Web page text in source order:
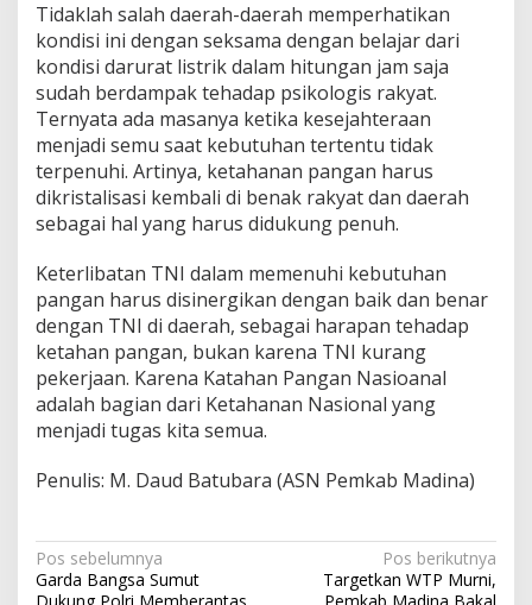
Tidaklah salah daerah-daerah memperhatikan
kondisi ini dengan seksama dengan belajar dari
kondisi darurat listrik dalam hitungan jam saja
sudah berdampak tehadap psikologis rakyat.
Ternyata ada masanya ketika kesejahteraan
menjadi semu saat kebutuhan tertentu tidak
terpenuhi. Artinya, ketahanan pangan harus
dikristalisasi kembali di benak rakyat dan daerah
sebagai hal yang harus didukung penuh.
Keterlibatan TNI dalam memenuhi kebutuhan
pangan harus disinergikan dengan baik dan benar
dengan TNI di daerah, sebagai harapan tehadap
ketahan pangan, bukan karena TNI kurang
pekerjaan. Karena Katahan Pangan Nasioanal
adalah bagian dari Ketahanan Nasional yang
menjadi tugas kita semua.
Penulis: M. Daud Batubara (ASN Pemkab Madina)
Navigasi
pos
Pos sebelumnya
Garda Bangsa Sumut
Pos berikutnya
Targetkan WTP Murni,